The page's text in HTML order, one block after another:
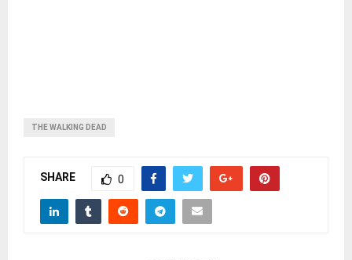
THE WALKING DEAD
SHARE 0